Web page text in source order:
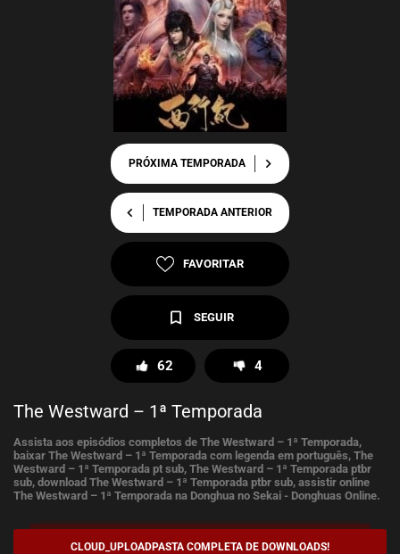
PRÓXIMA TEMPORADA chevron_right
chevron_left TEMPORADA ANTERIOR
FAVORITAR
SEGUIR
62 4
The Westward – 1ª Temporada
Assista aos episódios completos de The Westward – 1ª Temporada,
baixar The Westward – 1ª Temporada com legenda em português, The
Westward – 1ª Temporada pt sub, The Westward – 1ª Temporada ptbr
sub, download The Westward – 1ª Temporada ptbr sub, assistir online
The Westward – 1ª Temporada na Donghua no Sekai - Donghuas Online.
CLOUD_UPLOADPASTA COMPLETA DE DOWNLOADS!